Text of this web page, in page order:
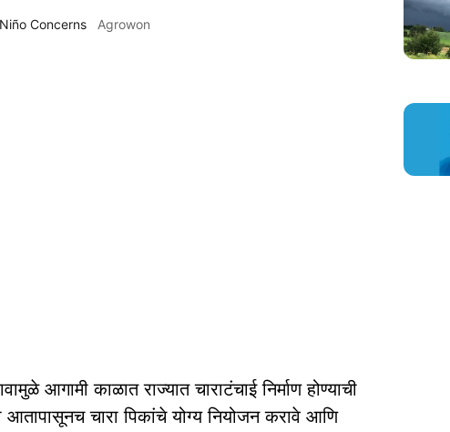
Concerns Agrowon
आगामी काळात राज्यात चाराटंचाई निर्माण होण्याची
चारा पिकांचे योग्य नियोजन करावे आणि